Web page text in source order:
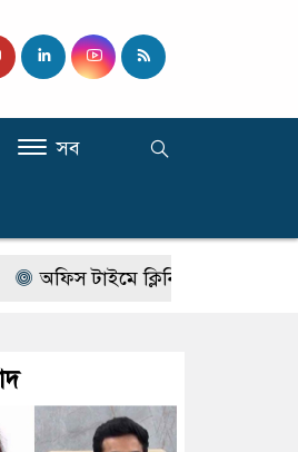
সব
টাইমে ক্লিনিকে রোগী দেখছিলেন